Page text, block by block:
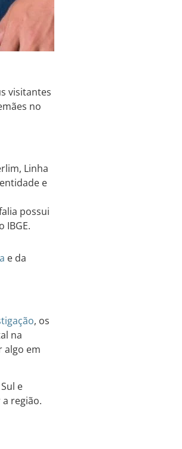
visitantes
no
Linha
e
possui
IBGE.
e da
, os
na
algo em
e
região.